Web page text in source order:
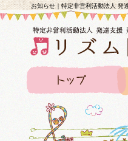
お知らせ｜特定非営利活動法人 発